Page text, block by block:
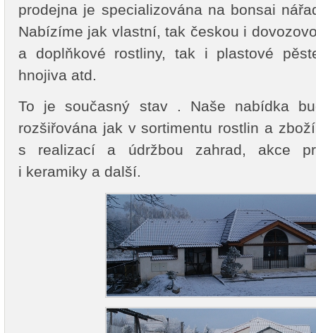
prodejna je specializována na bonsai
Nabízíme jak vlastní, tak českou i
a doplňkové rostliny, tak i plastové
hnojiva atd.
To je současný stav . Naše nabídka
rozšiřována jak v sortimentu rostlin a
s realizací a údržbou zahrad, akce
i keramiky a další.